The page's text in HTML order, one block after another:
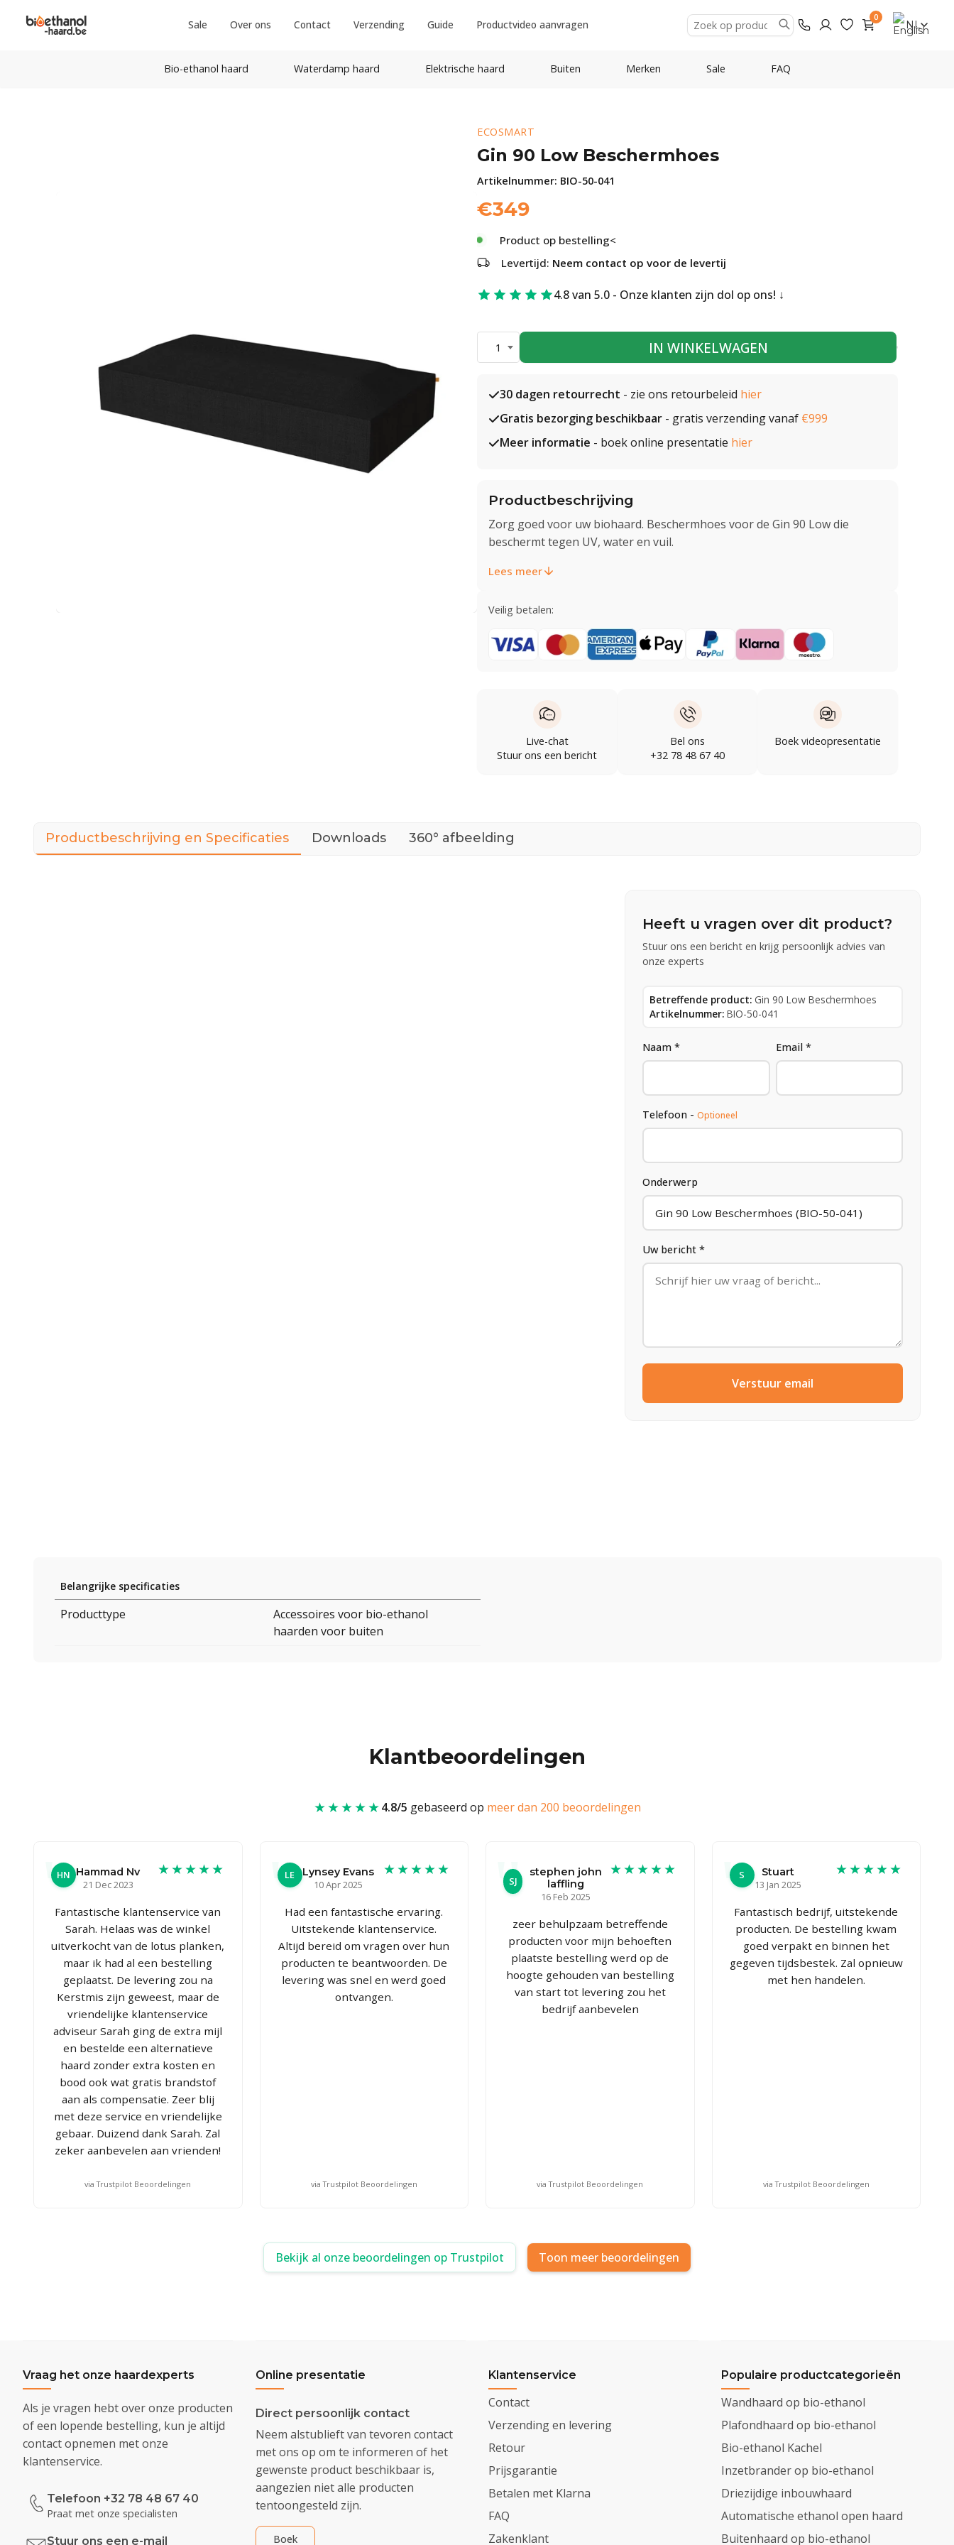
Sale Over ons Contact Verzending Guide Productvideo aanvragen
0
NL
Bio-ethanol haard Waterdamp haard Elektrische haard Buiten Merken Sale FAQ
ECOSMART
Gin 90 Low Beschermhoes
Artikelnummer: BIO-50-041
€349
Product op bestelling<
Levertijd: Neem contact op voor de levertij
4.8 van 5.0 - Onze klanten zijn dol op ons!
1 IN WINKELWAGEN
30 dagen retourrecht - zie ons retourbeleid hier
Gratis bezorging beschikbaar - gratis verzending vanaf €999
Meer informatie - boek online presentatie hier
Productbeschrijving
Zorg goed voor uw biohaard. Beschermhoes voor de Gin 90 Low die
beschermt tegen UV, water en vuil.
Lees meer
Veilig betalen:
Live-chat
Stuur ons een bericht
Bel ons
+32 78 48 67 40
Boek videopresentatie
Productbeschrijving en Specificaties Downloads 360° afbeelding
Heeft u vragen over dit product?
Stuur ons een bericht en krijg persoonlijk advies van
onze experts
Betreffende product: Gin 90 Low Beschermhoes
Artikelnummer: BIO-50-041
Naam * Email *
Telefoon -Optioneel
Onderwerp
Uw bericht *
Verstuur email
Belangrijke specificaties
Producttype
Accessoires voor bio-ethanol
haarden voor buiten
Klantbeoordelingen
★★★★★4.8/5 gebaseerd op meer dan 200 beoordelingen
HN Hammad Nv
21 Dec 2023
★★★★★
Fantastische klantenservice van
Sarah. Helaas was de winkel
uitverkocht van de lotus planken,
maar ik had al een bestelling
geplaatst. De levering zou na
Kerstmis zijn geweest, maar de
vriendelijke klantenservice
adviseur Sarah ging de extra mijl
en bestelde een alternatieve
haard zonder extra kosten en
bood ook wat gratis brandstof
aan als compensatie. Zeer blij
met deze service en vriendelijke
gebaar. Duizend dank Sarah. Zal
zeker aanbevelen aan vrienden!
via Trustpilot Beoordelingen
LE Lynsey Evans
10 Apr 2025
★★★★★
Had een fantastische ervaring.
Uitstekende klantenservice.
Altijd bereid om vragen over hun
producten te beantwoorden. De
levering was snel en werd goed
ontvangen.
via Trustpilot Beoordelingen
SJ
stephen john
laffling
16 Feb 2025
★★★★★
zeer behulpzaam betreffende
producten voor mijn behoeften
plaatste bestelling werd op de
hoogte gehouden van bestelling
van start tot levering zou het
bedrijf aanbevelen
via Trustpilot Beoordelingen
S
Stuart
13 Jan 2025
★★★★★
Fantastisch bedrijf, uitstekende
producten. De bestelling kwam
goed verpakt en binnen het
gegeven tijdsbestek. Zal opnieuw
met hen handelen.
via Trustpilot Beoordelingen
Bekijk al onze beoordelingen op Trustpilot Toon meer beoordelingen
Vraag het onze haardexperts
Als je vragen hebt over onze producten
of een lopende bestelling, kun je altijd
contact opnemen met onze
klantenservice.
Telefoon +32 78 48 67 40
Praat met onze specialisten
Stuur ons een e-mail
Online presentatie
Direct persoonlijk contact
Neem alstublieft van tevoren contact
met ons op om te informeren of het
gewenste product beschikbaar is,
aangezien niet alle producten
tentoongesteld zijn.
Boek
Klantenservice
Contact
Verzending en levering
Retour
Prijsgarantie
Betalen met Klarna
FAQ
Zakenklant
Populaire productcategorieën
Wandhaard op bio-ethanol
Plafondhaard op bio-ethanol
Bio-ethanol Kachel
Inzetbrander op bio-ethanol
Driezijdige inbouwhaard
Automatische ethanol open haard
Buitenhaard op bio-ethanol